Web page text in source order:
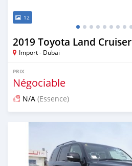
12
2019 Toyota Land Cruiser
Import - Dubai
PRIX
Négociable
N/A (Essence)
Publié il y a environ 7 ans